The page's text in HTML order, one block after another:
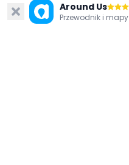
Turcja
Around Us
Przewodnik i mapy